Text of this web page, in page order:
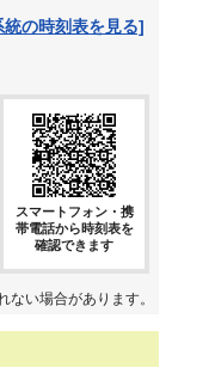
の時刻表を見る]
スマートフォン・携
帯電話から時刻表を
確認できます
い場合があります。